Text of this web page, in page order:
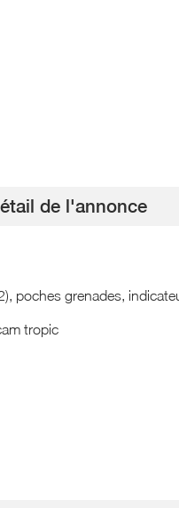
de l'annonce
poches grenades,
tropic